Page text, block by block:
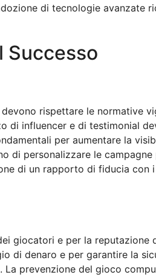
di tecnologie avanzate
Successo
rispettare le normative
di influencer e di testimonial
per aumentare la
di personalizzare le
di un rapporto di fiducia con
giocatori e per la reputazione
di denaro e per garantire la
prevenzione del gioco